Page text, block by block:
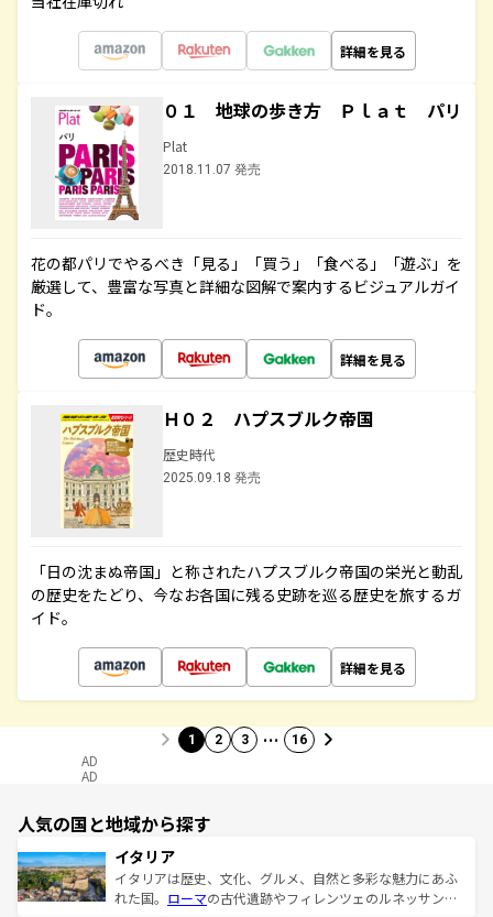
詳細を見る
０１ 地球の歩き方 Ｐｌａｔ パリ
Plat
2018.11.07 発売
花の都パリでやるべき「見る」「買う」「食べる」「遊ぶ」を
厳選して、豊富な写真と詳細な図解で案内するビジュアルガイ
ド。
詳細を見る
Ｈ０２ ハプスブルク帝国
歴史時代
2025.09.18 発売
「日の沈まぬ帝国」と称されたハプスブルク帝国の栄光と動乱
の歴史をたどり、今なお各国に残る史跡を巡る歴史を旅するガ
イド。
詳細を見る
1 2 3 … 16
AD
AD
人気の国と地域から探す
イタリア
イタリアは歴史、文化、グルメ、自然と多彩な魅力にあふ
れた国。 ローマの古代遺跡やフィレンツェのルネッサンス